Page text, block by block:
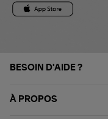
BESOIN D'AIDE ?
À PROPOS